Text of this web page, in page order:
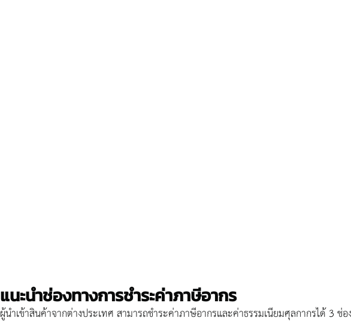
แนะนำช่องทางการชำระค่าภาษีอากร
ผู้นำเข้าสินค้าจากต่างประเทศ สามารถชำระค่าภาษีอากรและค่าธรรมเนียมศุลกากรได้ 3 ช่